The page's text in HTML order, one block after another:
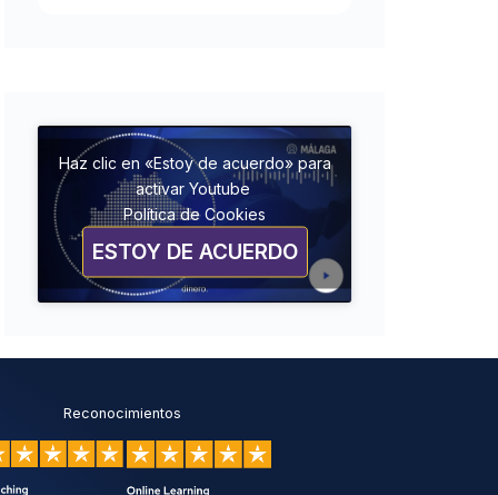
Haz clic en «Estoy de acuerdo» para
activar Youtube
Política de Cookies
ESTOY DE ACUERDO
Reconocimientos